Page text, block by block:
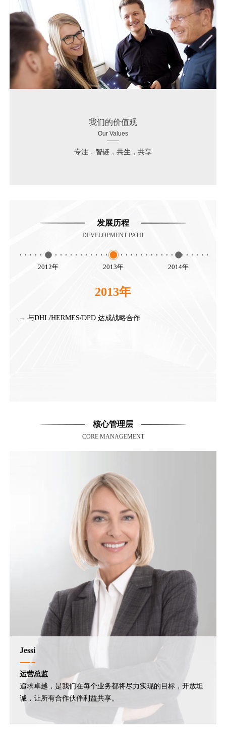
我们的价值观
Our Values
专注，智链，共生，共享
发展历程
DEVELOPMENT PATH
2012年 2013年 2014年
2013年
→ 与DHL/HERMES/DPD 达成战略合作
核心管理层
CORE MANAGEMENT
Jessi
运营总监
追求卓越，是我们在每个业务都将尽力实现的目标，开放坦
诚，让所有合作伙伴利益共享。